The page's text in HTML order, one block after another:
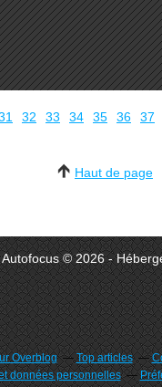
32 33 34 35 36 37
Haut de page
Autofocus © 2026 -
Overblog Top articles
données personnelles